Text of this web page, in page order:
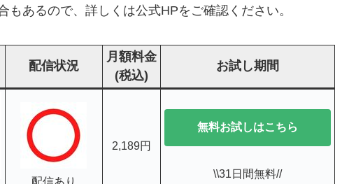
もあるので、詳しくは公式HPをご確認ください。
配信状況
月額料金
(税込)
お試し期間
配信あり
2,189円
無料お試しはこちら
\\31日間無料//